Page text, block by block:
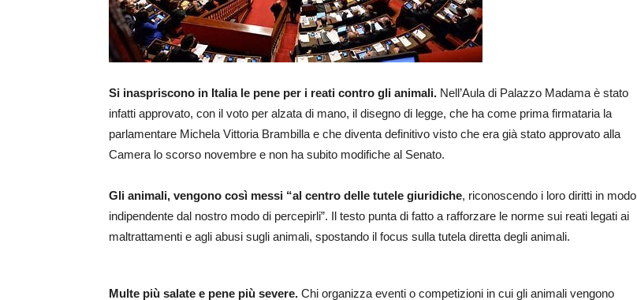
Si inaspriscono in Italia le pene per i reati contro gli animali. Nell’Aula di Palazzo Madama è stato
infatti approvato, con il voto per alzata di mano, il disegno di legge, che ha come prima firmataria la
parlamentare Michela Vittoria Brambilla e che diventa definitivo visto che era già stato approvato alla
Camera lo scorso novembre e non ha subito modifiche al Senato.
Gli animali, vengono così messi “al centro delle tutele giuridiche, riconoscendo i loro diritti in modo
indipendente dal nostro modo di percepirli”. Il testo punta di fatto a rafforzare le norme sui reati legati ai
maltrattamenti e agli abusi sugli animali, spostando il focus sulla tutela diretta degli animali.
Multe più salate e pene più severe. Chi organizza eventi o competizioni in cui gli animali vengono